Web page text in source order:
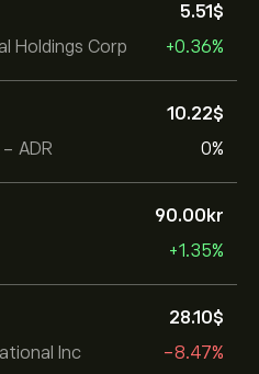
Holdings Corp
5.51‎$‎
+0.36%
- ADR
10.22‎$‎
0%
90.00‎kr‎
+1.35%
Inc
28.10‎$‎
-8.47%